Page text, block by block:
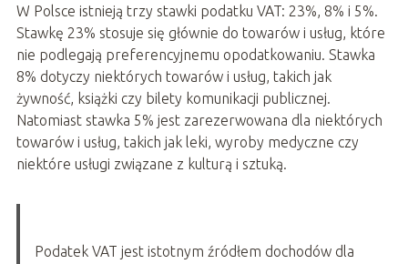
W Polsce istnieją trzy stawki podatku VAT: 23%, 8% i 5%.
Stawkę 23% stosuje się głównie do towarów i usług, które
nie podlegają preferencyjnemu opodatkowaniu. Stawka
8% dotyczy niektórych towarów i usług, takich jak
żywność, książki czy bilety komunikacji publicznej.
Natomiast stawka 5% jest zarezerwowana dla niektórych
towarów i usług, takich jak leki, wyroby medyczne czy
niektóre usługi związane z kulturą i sztuką.
Podatek VAT jest istotnym źródłem dochodów dla